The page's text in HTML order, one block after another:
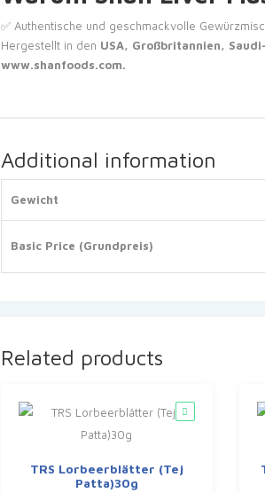
✅ Authentische und geschmackvolle
Hergestellt in den USA, Großbritannien,
www.shanfoods.com.
Additional information
Gewicht
Basic Price (Grundpreis)
Related products
TRS Lorbeerblätter (Tej
Patta)30g